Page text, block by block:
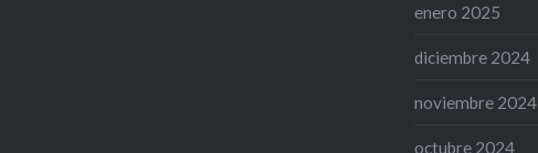
enero 2025
diciembre 2024
noviembre 2024
octubre 2024